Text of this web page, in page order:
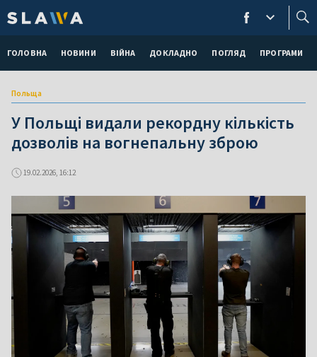
ГОЛОВНА НОВИНИ ВІЙНА ДОКЛАДНО ПОГЛЯД ПРОГРАМИ
Польща
У Польщі видали рекордну кількість
дозволів на вогнепальну зброю
19.02.2026, 16:12